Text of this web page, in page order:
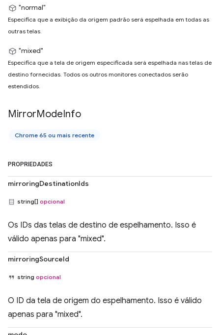
"normal"
Especifica que a exibição da origem padrão será espelhada em todas as
outras telas.
"mixed"
Especifica que a tela de origem especificada será espelhada nas telas de
destino fornecidas. Todos os outros monitores conectados serão
estendidos.
MirrorModeInfo
Chrome 65 ou mais recente
PROPRIEDADES
mirroringDestinationIds
string[] opcional
Os IDs das telas de destino de espelhamento. Isso é
válido apenas para "mixed".
mirroringSourceId
string opcional
O ID da tela de origem do espelhamento. Isso é válido
apenas para "mixed".